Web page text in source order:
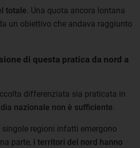
totale . Una quota ancora lontana
un obiettivo che andava raggiunto
di questa pratica da nord a
differenziata sia praticata in
nazionale non è sufficiente
regioni infatti emergono
parte, i territori del nord hanno